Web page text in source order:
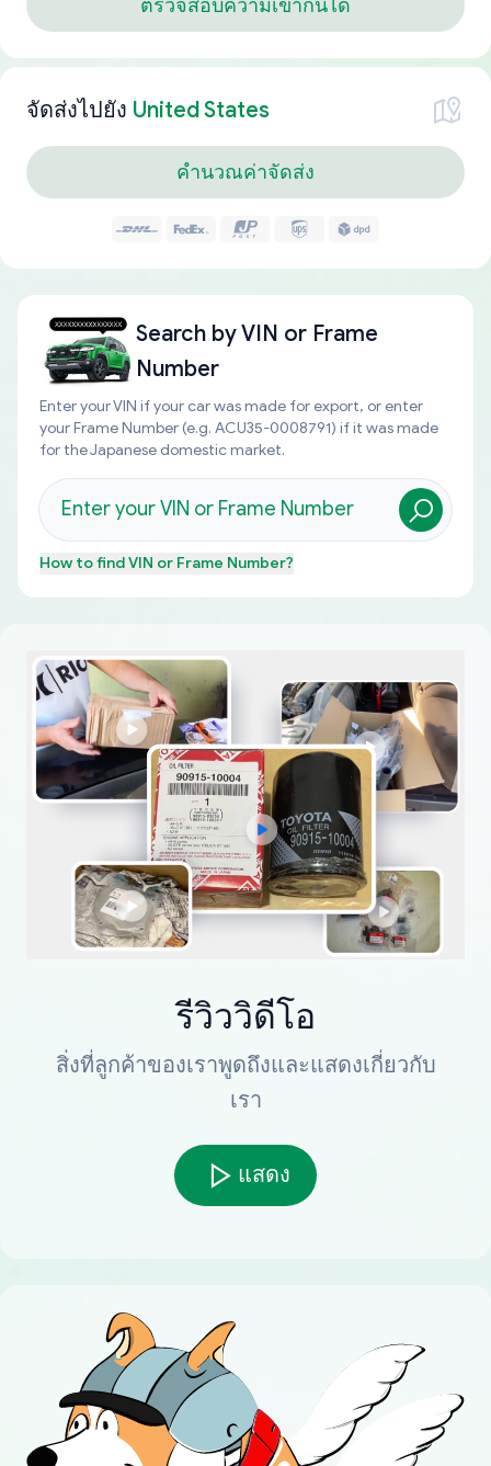
ตรวจสอบความเข้ากันได้
จัดส่งไปยัง United States
คำนวณค่าจัดส่ง
Search byVIN or Frame
Number
Enter your VIN if your car was made for export, or enter
your Frame Number (e.g. ACU35-0008791) if it was made
for the Japanese domestic market.
How to findVIN or Frame Number?
รีวิววิดีโอ
สิ่งที่ลูกค้าของเราพูดถึงและแสดงเกี่ยวกับ
เรา
แสดง